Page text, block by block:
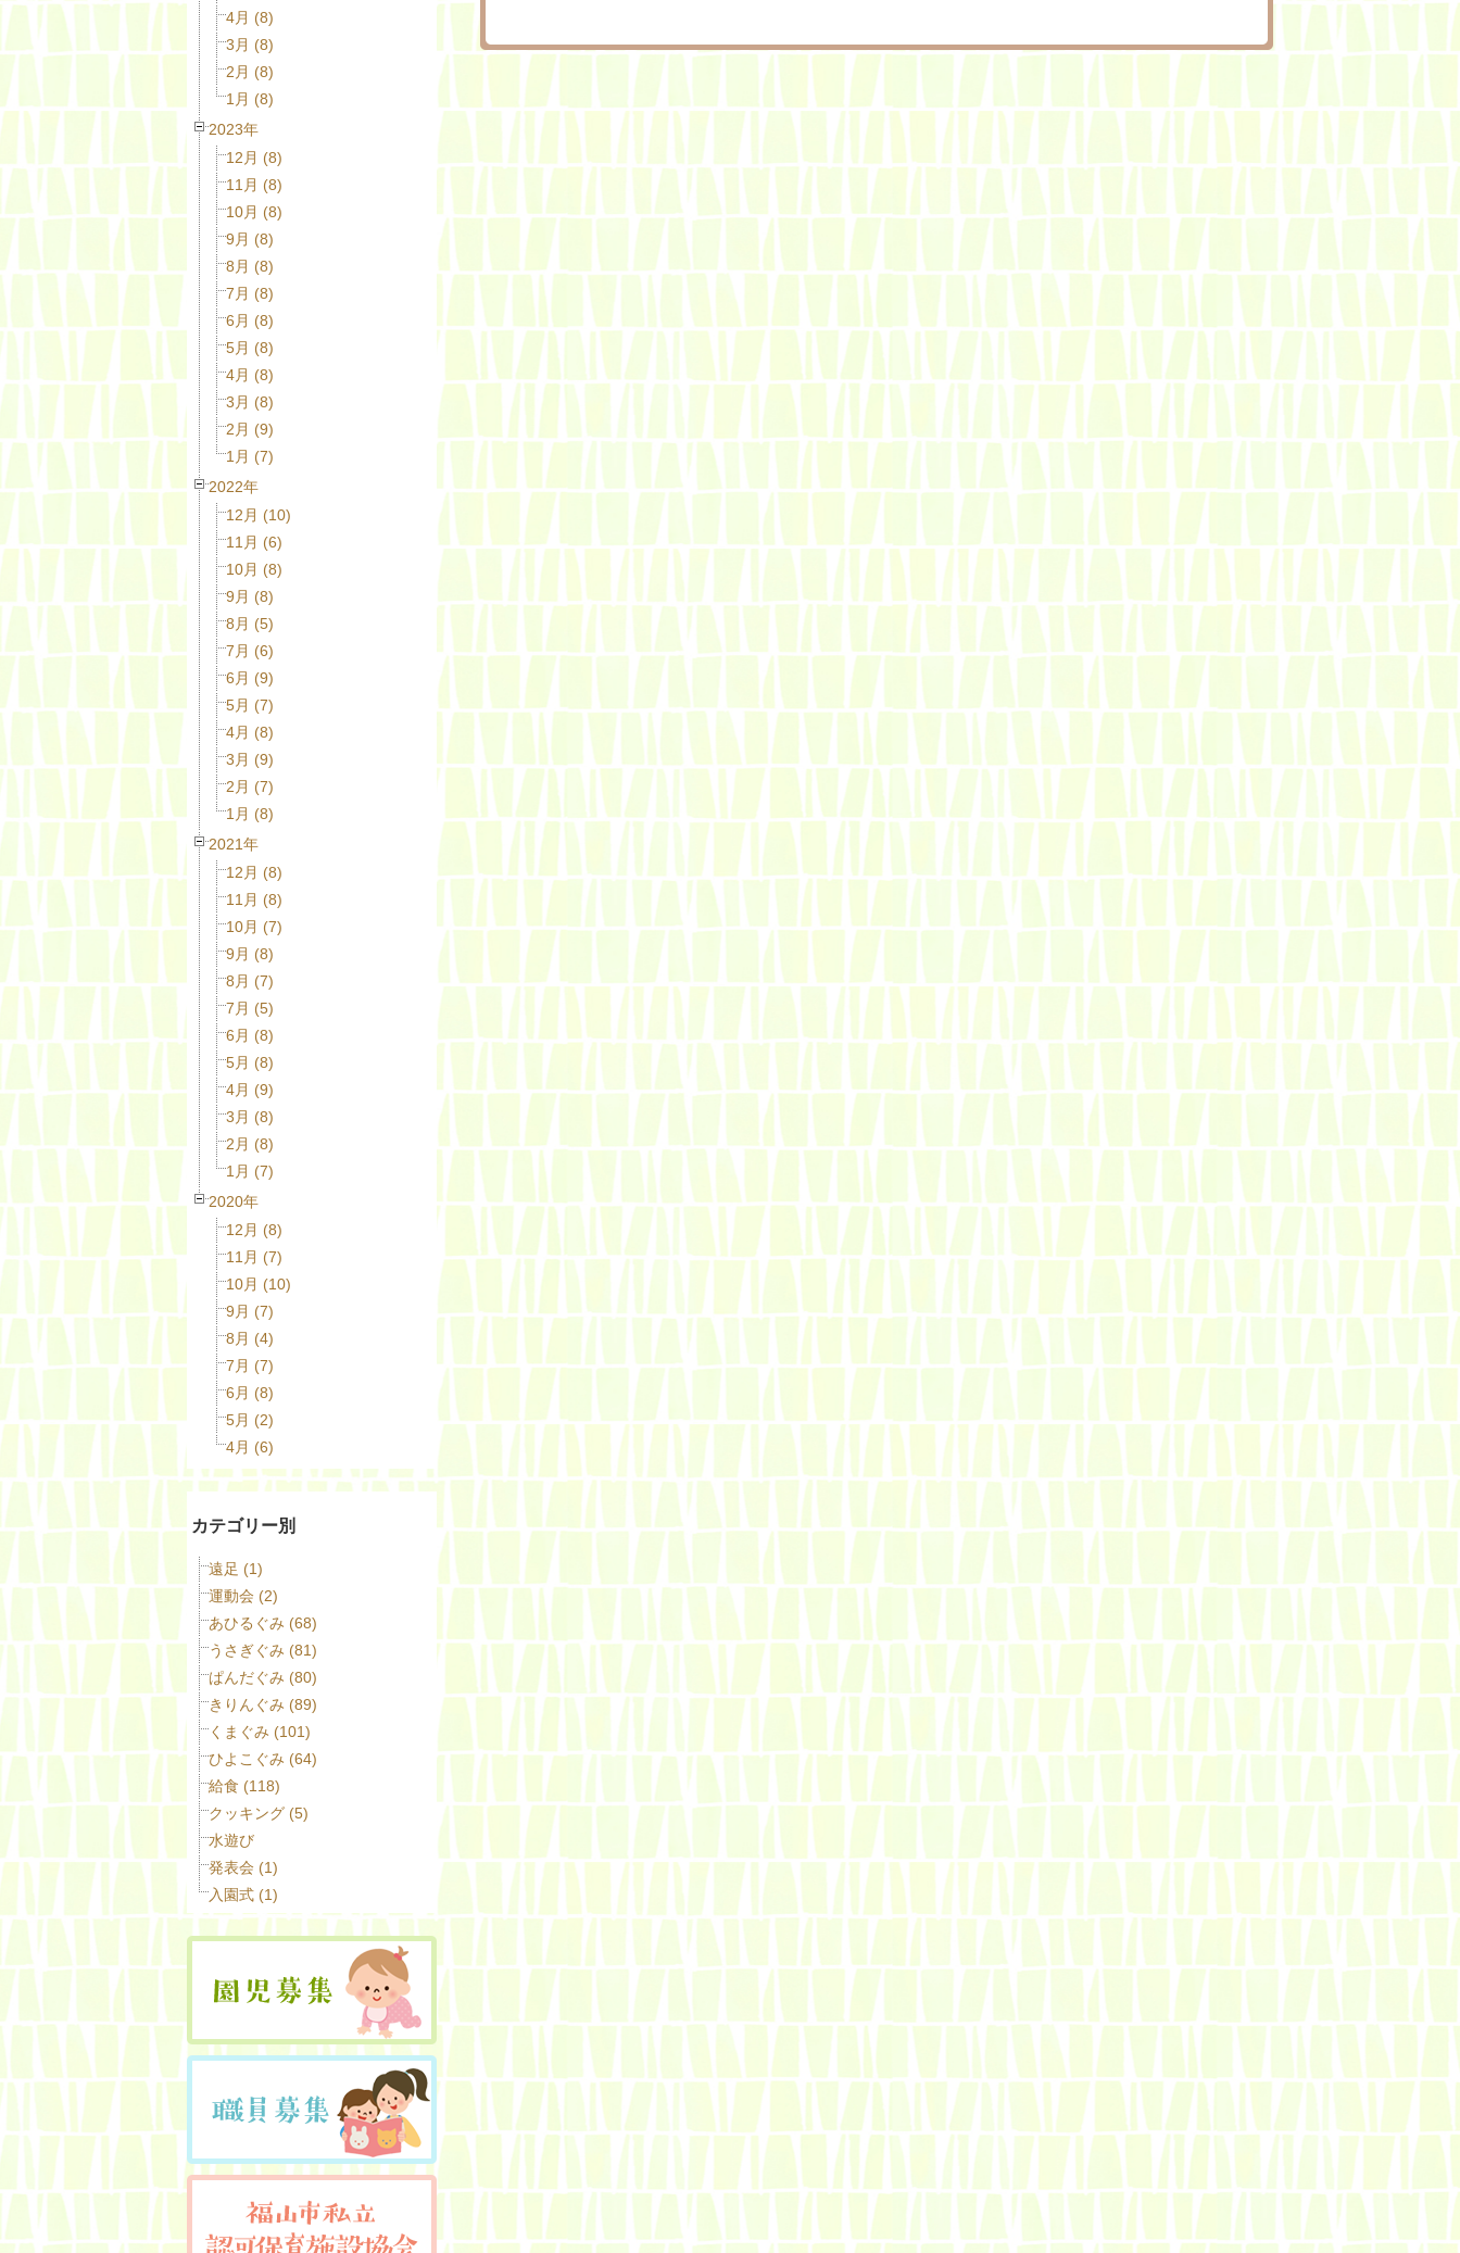
4月 (8)
3月 (8)
2月 (8)
1月 (8)
2023年
12月 (8)
11月 (8)
10月 (8)
9月 (8)
8月 (8)
7月 (8)
6月 (8)
5月 (8)
4月 (8)
3月 (8)
2月 (9)
1月 (7)
2022年
12月 (10)
11月 (6)
10月 (8)
9月 (8)
8月 (5)
7月 (6)
6月 (9)
5月 (7)
4月 (8)
3月 (9)
2月 (7)
1月 (8)
2021年
12月 (8)
11月 (8)
10月 (7)
9月 (8)
8月 (7)
7月 (5)
6月 (8)
5月 (8)
4月 (9)
3月 (8)
2月 (8)
1月 (7)
2020年
12月 (8)
11月 (7)
10月 (10)
9月 (7)
8月 (4)
7月 (7)
6月 (8)
5月 (2)
4月 (6)
カテゴリー別
遠足 (1)
運動会 (2)
あひるぐみ (68)
うさぎぐみ (81)
ぱんだぐみ (80)
きりんぐみ (89)
くまぐみ (101)
ひよこぐみ (64)
給食 (118)
クッキング (5)
水遊び
発表会 (1)
入園式 (1)